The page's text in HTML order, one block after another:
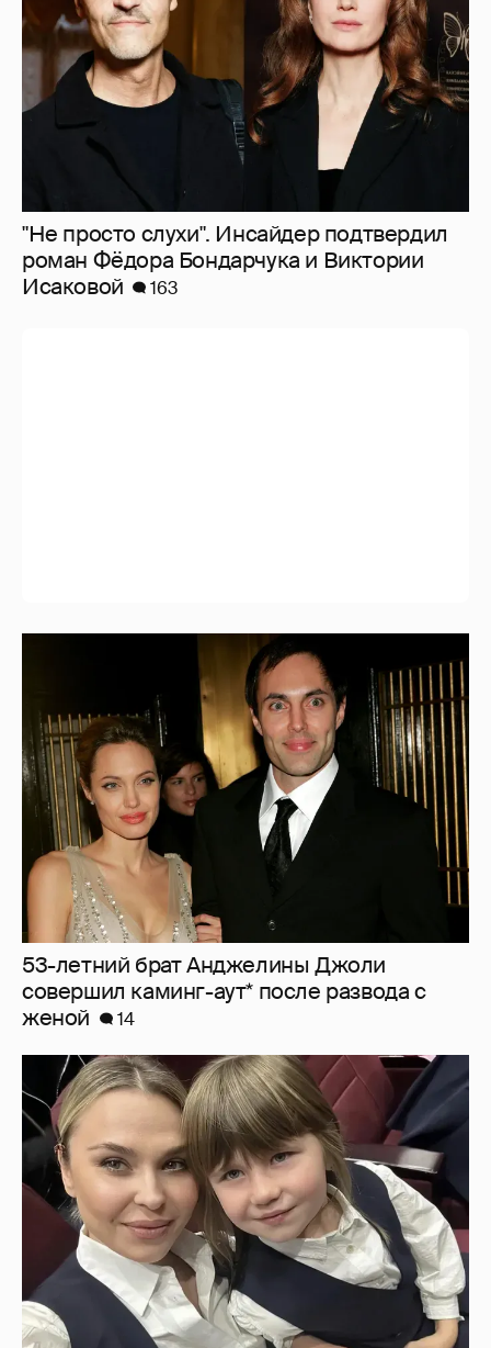
"Не просто слухи". Инсайдер подтвердил
роман Фёдора Бондарчука и Виктории
Исаковой
163
53-летний брат Анджелины Джоли
совершил каминг-аут* после развода с
женой
14
"Не буду её никуда пропихивать". Пелагея
высказалась о будущем дочери, из-за
которой судилась с бывшим мужем
5